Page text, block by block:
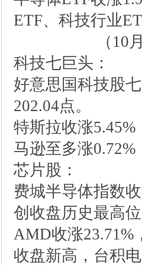
ETF、科技行业
（10
科技七巨头：
好意思国科技股
202.04点。
特斯拉收涨5.45%
马逊至多涨
芯片股：
费城半导体指数
创收盘历史最高
AMD收涨
收盘新高，台积